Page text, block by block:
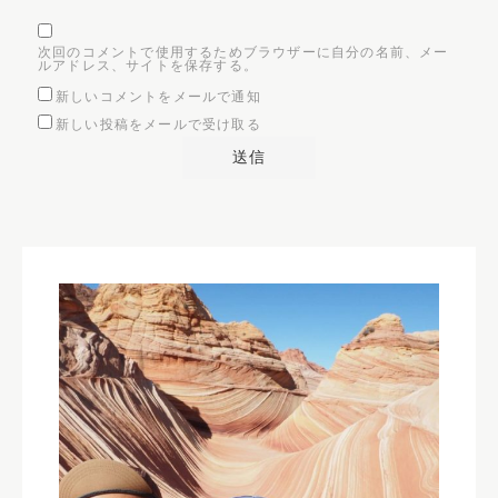
次回のコメントで使用するためブラウザーに自分の名前、メー
ルアドレス、サイトを保存する。
新しいコメントをメールで通知
新しい投稿をメールで受け取る